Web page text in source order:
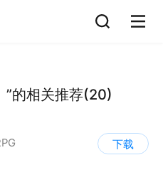
”的相关推荐(20)
下载